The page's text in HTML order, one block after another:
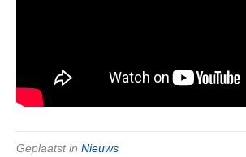
Geplaatst in Nieuws